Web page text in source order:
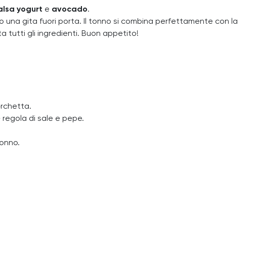
yogurt e avocado.
una gita fuori porta. Il tonno si combina perfettamente con la
tutti gli ingredienti. Buon appetito!
regola di sale e pepe.